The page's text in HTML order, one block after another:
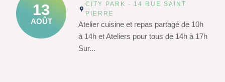
13
AOÛT
CITY PARK - 14 RUE SAINT
PIERRE
Atelier cuisine et repas partagé de 10h
à 14h et Ateliers pour tous de 14h à 17h
Sur...